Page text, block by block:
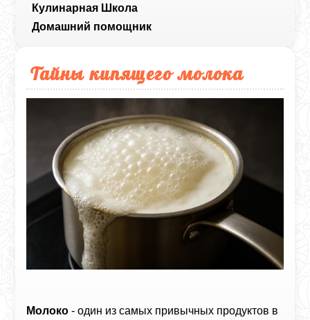
Кулинарная Школа
Домашний помощник
Тайны кипящего молока
Молоко - один из самых привычных продуктов в